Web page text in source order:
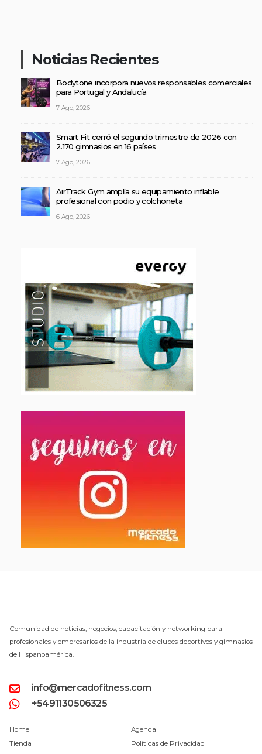
Noticias Recientes
Bodytone incorpora nuevos responsables comerciales
para Portugal y Andalucía
7 Ago, 2026
Smart Fit cerró el segundo trimestre de 2026 con
2.170 gimnasios en 16 países
7 Ago, 2026
AirTrack Gym amplía su equipamiento inflable
profesional con podio y colchoneta
6 Ago, 2026
Comunidad de noticias, negocios, capacitación y networking para
profesionales y empresarios de la industria de clubes deportivos y gimnasios
de Hispanoamérica.
info@mercadofitness.com
+5491130506325
Home
Tienda
Agenda
Políticas de Privacidad